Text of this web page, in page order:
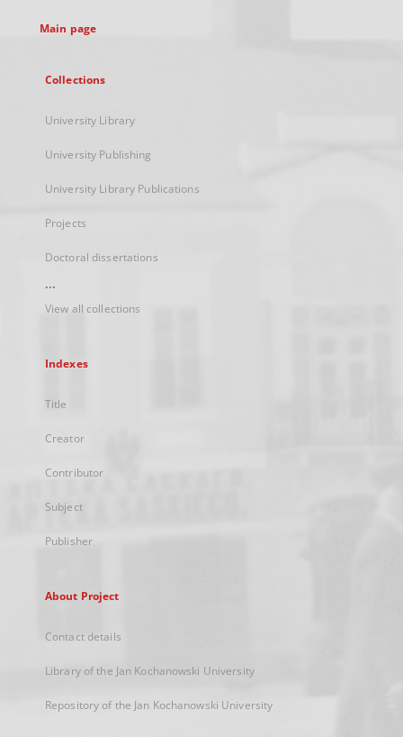
Main page
Collections
University Library
University Publishing
University Library Publications
Projects
Doctoral dissertations
...
View all collections
Indexes
Title
Creator
Contributor
Subject
Publisher
About Project
Contact details
Library of the Jan Kochanowski University
Repository of the Jan Kochanowski University